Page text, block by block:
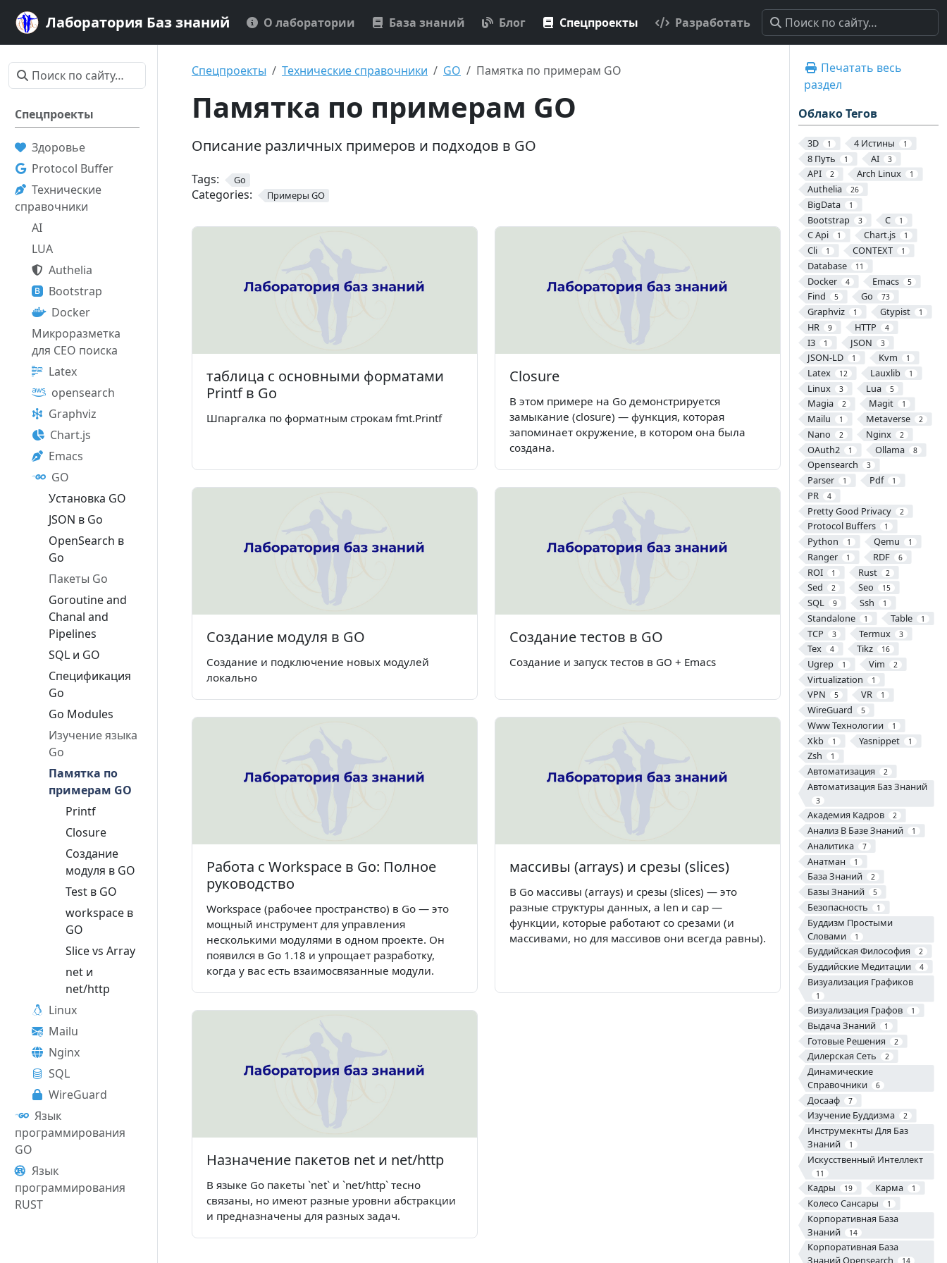
Лаборатория Баз знаний О лаборатории База знаний Блог Спецпроекты Разработать
Спецпроекты
Здоровье
Protocol Buffer
Технические
справочники
AI
LUA
Authelia
Bootstrap
Docker
Микроразметка
для СЕО поиска
Latex
opensearch
Graphviz
Chart.js
Emacs
GO
Установка GO
JSON в Go
OpenSearch в
Go
Пакеты Go
Goroutine and
Chanal and
Pipelines
SQL и GO
Спецификация
Go
Go Modules
Изучение языка
Go
Памятка по
примерам GO
Printf
Closure
Создание
модуля в GO
Test в GO
workspace в
GO
Slice vs Array
net и
net/http
Linux
Mailu
Nginx
SQL
WireGuard
Язык
программирования
GO
Язык
программирования
RUST
Печатать весь
раздел
Облако Тегов
3D 1 4 Истины 1
8 Путь 1 AI 3
API 2 Arch Linux 1
Authelia 26
BigData 1
Bootstrap 3 C 1
C Api 1 Chart.js 1
Cli 1 CONTEXT 1
Database 11
Docker 4 Emacs 5
Find 5 Go 73
Graphviz 1 Gtypist 1
HR 9 HTTP 4
I3 1 JSON 3
JSON-LD 1 Kvm 1
Latex 12 Lauxlib 1
Linux 3 Lua 5
Magia 2 Magit 1
Mailu 1 Metaverse 2
Nano 2 Nginx 2
OAuth2 1 Ollama 8
Opensearch 3
Parser 1 Pdf 1
PR 4
Pretty Good Privacy 2
Protocol Buffers 1
Python 1 Qemu 1
Ranger 1 RDF 6
ROI 1 Rust 2
Sed 2 Seo 15
SQL 9 Ssh 1
Standalone 1 Table 1
TCP 3 Termux 3
Tex 4 Tikz 16
Ugrep 1 Vim 2
Virtualization 1
VPN 5 VR 1
WireGuard 5
Www Технологии 1
Xkb 1 Yasnippet 1
Zsh 1
Автоматизация 2
Автоматизация Баз Знаний
3
Академия Кадров 2
Анализ В Базе Знаний 1
Аналитика 7
Анатман 1
База Знаний 2
Базы Знаний 5
Безопасность 1
Буддизм Простыми
Словами
1
Буддийская Философия 2
Буддийские Медитации 4
Визуализация Графиков
1
Визуализация Графов 1
Выдача Знаний 1
Готовые Решения 2
Дилерская Сеть 2
Динамические
Справочники
6
Досааф 7
Изучение Буддизма 2
Инструмекнты Для Баз
Знаний
1
Искусственный Интеллект
11
Кадры 19 Карма 1
Колесо Сансары 1
Корпоративная База
Знаний
14
Корпоративная База
Знаний Opensearch
14
Спецпроекты Технические справочники GO Памятка по примерам GO
Памятка по примерам GO
Описание различных примеров и подходов в GO
Tags: Go
Categories: Примеры GO
таблица с основными форматами
Printf в Go
Шпаргалка по форматным строкам fmt.Printf
Closure
В этом примере на Go демонстрируется
замыкание (closure) — функция, которая
запоминает окружение, в котором она была
создана.
Создание модуля в GO
Создание и подключение новых модулей
локально
Создание тестов в GO
Создание и запуск тестов в GO + Emacs
Работа с Workspace в Go: Полное
руководство
Workspace (рабочее пространство) в Go — это
мощный инструмент для управления
несколькими модулями в одном проекте. Он
появился в Go 1.18 и упрощает разработку,
когда у вас есть взаимосвязанные модули.
массивы (arrays) и срезы (slices)
В Go массивы (arrays) и срезы (slices) — это
разные структуры данных, а len и cap —
функции, которые работают со срезами (и
массивами, но для массивов они всегда равны).
Назначение пакетов net и net/http
В языке Go пакеты `net` и `net/http` тесно
связаны, но имеют разные уровни абстракции
и предназначены для разных задач.